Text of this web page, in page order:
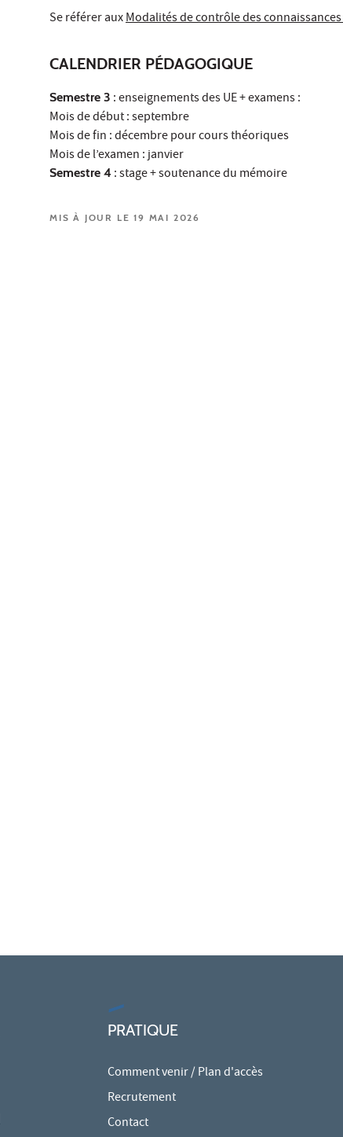
Se référer auxModalités de contrôle des
CALENDRIER PÉDAGOGIQUE
Semestre 3 : enseignements des UE + examens :
Mois de début : septembre
Mois de fin : décembre pour cours théoriques
Mois de l’examen : janvier
Semestre 4 : stage + soutenance du mémoire
MIS À JOUR LE 19 MAI 2026
PRATIQUE
Comment venir / Plan d'accès
Recrutement
Contact